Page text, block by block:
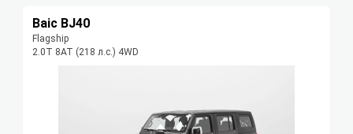
Baic BJ40
Flagship
2.0T 8AT (218 л.с.) 4WD